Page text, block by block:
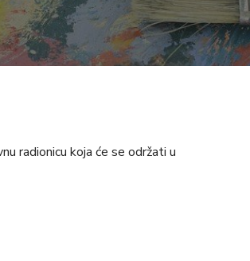
radionicu koja će se održati u